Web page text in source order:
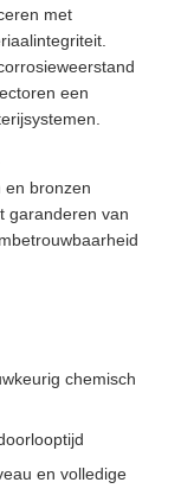
met
een
en bronzen
garanderen van
chemisch
en volledige